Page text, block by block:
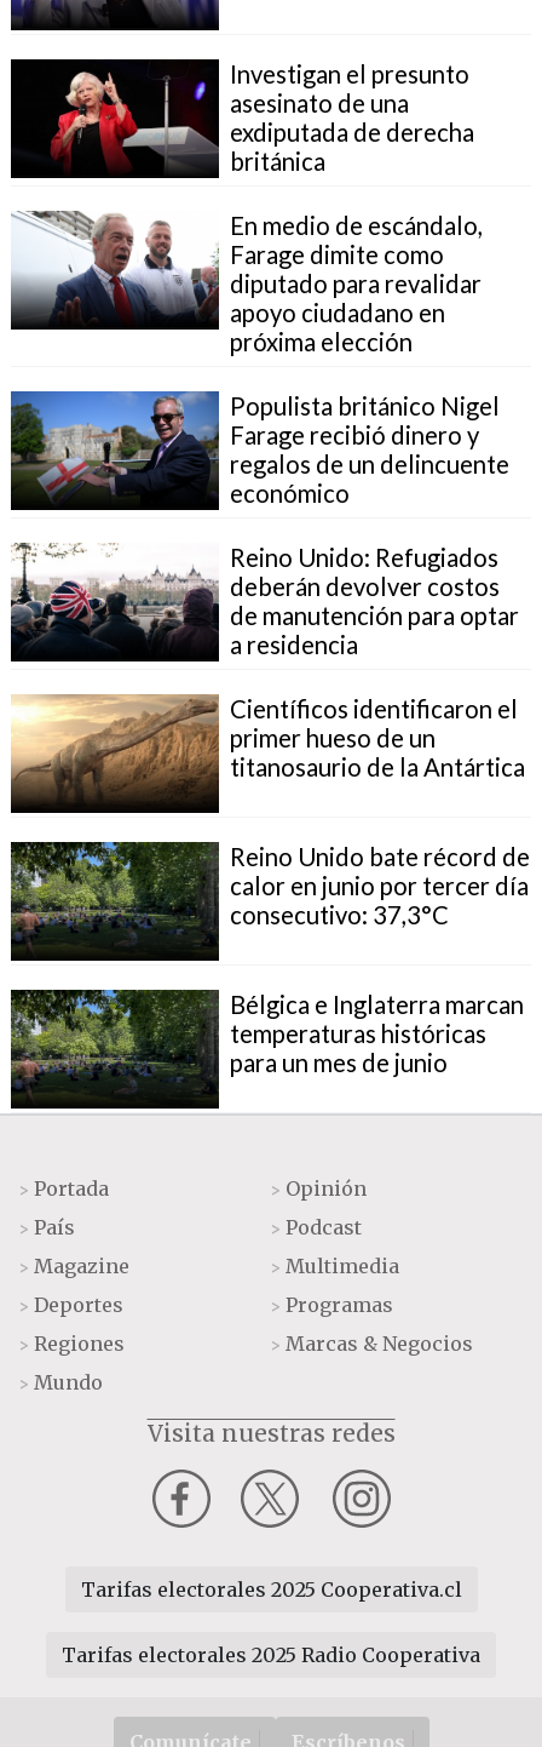
Investigan el presunto
asesinato de una
exdiputada de derecha
británica
En medio de escándalo,
Farage dimite como
diputado para revalidar
apoyo ciudadano en
próxima elección
Populista británico Nigel
Farage recibió dinero y
regalos de un delincuente
económico
Reino Unido: Refugiados
deberán devolver costos
de manutención para optar
a residencia
Científicos identificaron el
primer hueso de un
titanosaurio de la Antártica
Reino Unido bate récord de
calor en junio por tercer día
consecutivo: 37,3°C
Bélgica e Inglaterra marcan
temperaturas históricas
para un mes de junio
> Portada
> País
> Magazine
> Deportes
> Regiones
> Mundo
> Opinión
> Podcast
> Multimedia
> Programas
> Marcas & Negocios
Visita nuestras redes
Tarifas electorales 2025 Cooperativa.cl
Tarifas electorales 2025 Radio Cooperativa
Comunícate Escríbenos